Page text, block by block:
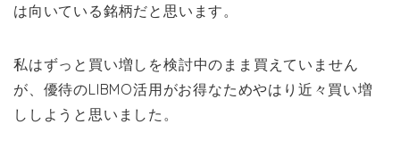
は向いている銘柄だと思います。
私はずっと買い増しを検討中のまま買えていません
が、優待のLIBMO活用がお得なためやはり近々買い増
ししようと思いました。